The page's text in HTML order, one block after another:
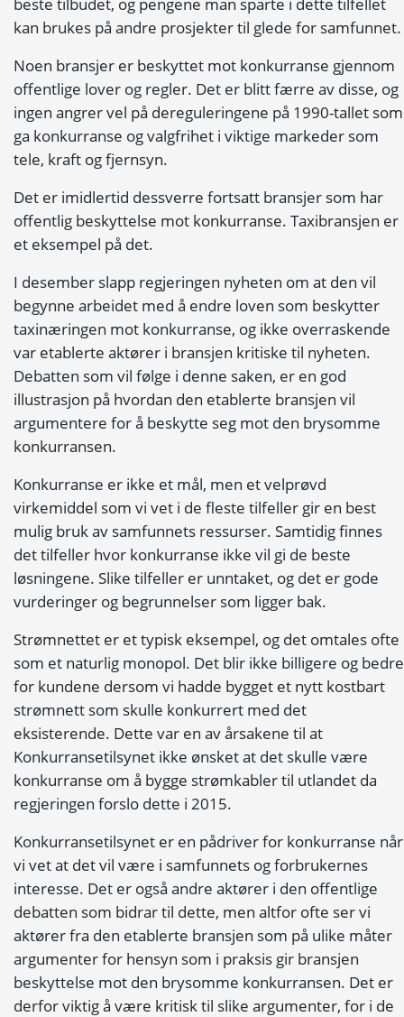
kan brukes på andre prosjekter til glede for samfunnet.
Noen bransjer er beskyttet mot konkurranse gjennom
offentlige lover og regler. Det er blitt færre av disse, og
ingen angrer vel på dereguleringene på 1990-tallet som
ga konkurranse og valgfrihet i viktige markeder som
tele, kraft og fjernsyn.
Det er imidlertid dessverre fortsatt bransjer som har
offentlig beskyttelse mot konkurranse. Taxibransjen er
et eksempel på det.
I desember slapp regjeringen nyheten om at den vil
begynne arbeidet med å endre loven som beskytter
taxinæringen mot konkurranse, og ikke overraskende
var etablerte aktører i bransjen kritiske til nyheten.
Debatten som vil følge i denne saken, er en god
illustrasjon på hvordan den etablerte bransjen vil
argumentere for å beskytte seg mot den brysomme
konkurransen.
Konkurranse er ikke et mål, men et velprøvd
virkemiddel som vi vet i de fleste tilfeller gir en best
mulig bruk av samfunnets ressurser. Samtidig finnes
det tilfeller hvor konkurranse ikke vil gi de beste
løsningene. Slike tilfeller er unntaket, og det er gode
vurderinger og begrunnelser som ligger bak.
Strømnettet er et typisk eksempel, og det omtales ofte
som et naturlig monopol. Det blir ikke billigere og bedre
for kundene dersom vi hadde bygget et nytt kostbart
strømnett som skulle konkurrert med det
eksisterende. Dette var en av årsakene til at
Konkurransetilsynet ikke ønsket at det skulle være
konkurranse om å bygge strømkabler til utlandet da
regjeringen forslo dette i 2015.
Konkurransetilsynet er en pådriver for konkurranse når
vi vet at det vil være i samfunnets og forbrukernes
interesse. Det er også andre aktører i den offentlige
debatten som bidrar til dette, men altfor ofte ser vi
aktører fra den etablerte bransjen som på ulike måter
argumenter for hensyn som i praksis gir bransjen
beskyttelse mot den brysomme konkurransen. Det er
derfor viktig å være kritisk til slike argumenter, for i de